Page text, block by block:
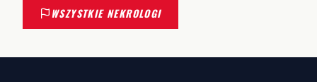
WSZYSTKIE NEKROLOGI